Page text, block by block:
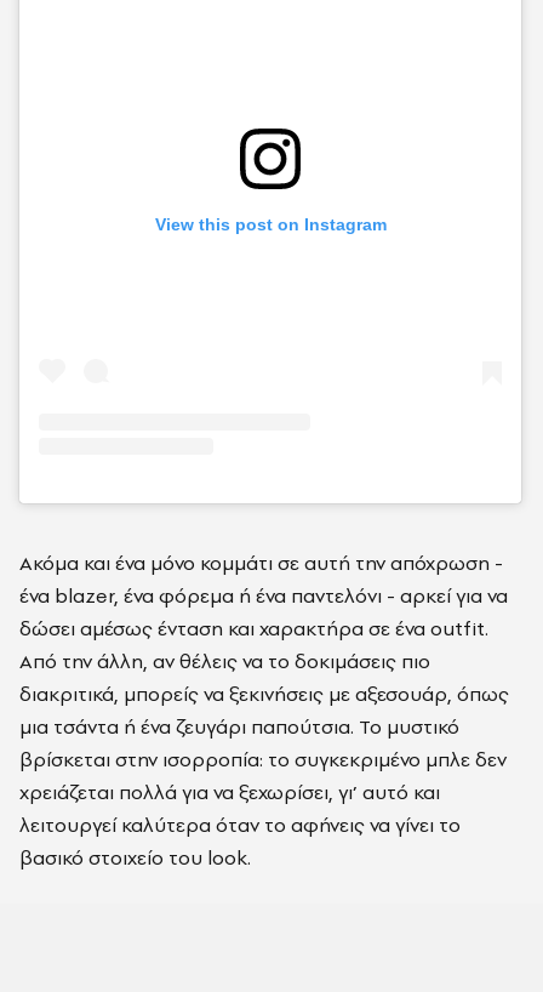
View this post on Instagram
Ακόμα και ένα μόνο κομμάτι σε αυτή την απόχρωση -
ένα blazer, ένα φόρεμα ή ένα παντελόνι - αρκεί για να
δώσει αμέσως ένταση και χαρακτήρα σε ένα outfit.
Από την άλλη, αν θέλεις να το δοκιμάσεις πιο
διακριτικά, μπορείς να ξεκινήσεις με αξεσουάρ, όπως
μια τσάντα ή ένα ζευγάρι παπούτσια. Το μυστικό
βρίσκεται στην ισορροπία: το συγκεκριμένο μπλε δεν
χρειάζεται πολλά για να ξεχωρίσει, γι’ αυτό και
λειτουργεί καλύτερα όταν το αφήνεις να γίνει το
βασικό στοιχείο του look.